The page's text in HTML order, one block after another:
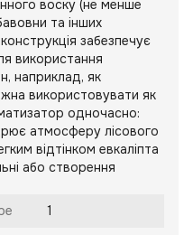
воску (не менше
та інших
забезпечує
використання
наприклад, як
використовувати як
одночасно:
атмосферу лісового
відтінком евкаліпта
або створення
1